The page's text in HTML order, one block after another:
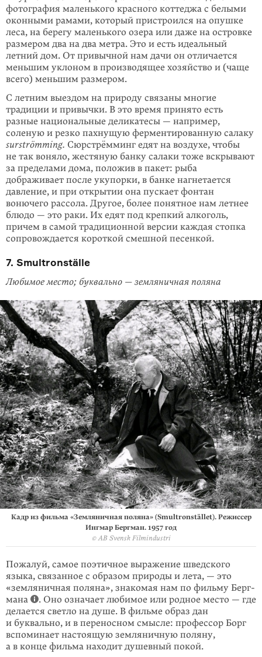
фотография маленького красного коттеджа с белыми
оконными рамами, который при­строился на опушке
леса, на берегу маленького озера или даже на островке
размером два на два метра. Это и есть идеальный
летний дом. От привычной нам дачи он отличается
меньшим уклоном в производящее хозяйство и (чаще
всего) меньшим размером.
С летним выездом на природу связаны многие
традиции и привычки. В это время принято есть
разные национальные деликатесы — например,
соленую и резко пахнущую ферментированную салаку
surströmming. Сюрстрёмминг едят на воздухе, чтобы
не так воняло, жестяную банку салаки тоже вскрывают
за пре­делами дома, положив в пакет: рыба
дображивает после укупорки, в бан­ке нагнетается
давление, и при открытии она пускает фонтан
вонючего рассола. Другое, более понятное нам летнее
блюдо — это раки. Их едят под крепкий алкоголь,
причем в самой традиционной версии каждая стопка
сопровождается короткой смешной песенкой.
7. Smultronställe
Любимое место; буквально — земляничная поляна
Кадр из фильма «Земляничная поляна» (Smultronstället). Режиссер
Ингмар Бергман. 1957 год
© AB Svensk Filmindustri
Пожалуй, самое поэтичное выражение шведского
языка, связанное с образом природы и лета, — это
«земляничная поля­на», знакомая нам по фильму Берг­
мана
. Оно означает любимое или родное место — где
делается светло на душе. В фильме образ дан
и буквально, и в переносном смысле: профессор Борг
вспо­минает настоящую земляничную поляну,
а в конце фильма находит душевный покой.